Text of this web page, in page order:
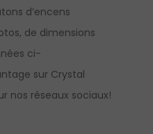
d’encens
de dimensions
ci-
sur Crystal
nos réseaux sociaux!